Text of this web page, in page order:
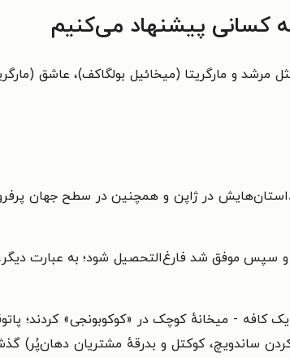
کسانی پیشنهاد می‌کنیم
مرشد و مارگریتا (میخائیل بولگاکف)، عاشق
و سپس موفق شد فارغ‌التحصیل شود؛ به عبارت
خرجِ باز کردن یک کافه - میخانهٔ کوچک در «کوکوبونجی»
ساندویچ، کوکتل و بدرقهٔ مشتریان دهان‌پُر)